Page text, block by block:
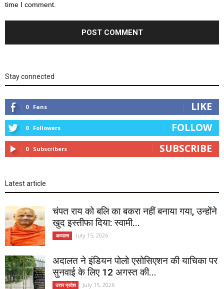
time I comment.
Stay connected
0 Fans LIKE
0 Followers FOLLOW
0 Subscribers SUBSCRIBE
Latest article
चंपत राय को बलि का बकरा नहीं बनाया गया, उन्होंने
खुद इस्तीफा दिया: स्वामी...
अध्यात्म July 15, 2026
अदालत ने इंडियन पोलो एसोसिएशन की याचिका पर
सुनवाई के लिए 12 अगस्त की...
उत्तर प्रदेश July 15, 2026